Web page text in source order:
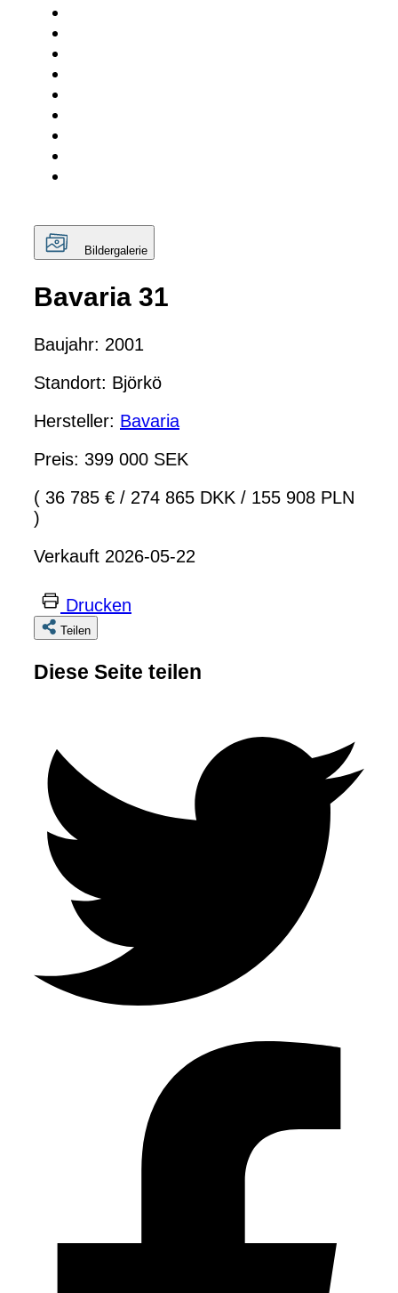
Bildergalerie
Bavaria 31
Baujahr: 2001
Standort: Björkö
Hersteller: Bavaria
Preis: 399 000 SEK
( 36 785 € / 274 865 DKK / 155 908 PLN
)
Verkauft 2026-05-22
Drucken
Teilen
Diese Seite teilen